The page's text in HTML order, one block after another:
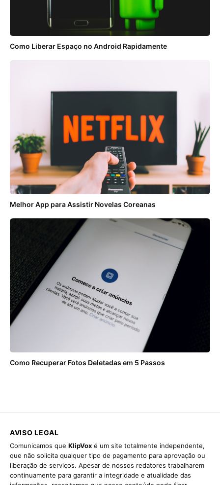
Como Liberar Espaço no Android Rapidamente
Melhor App para Assistir Novelas Coreanas
Como Recuperar Fotos Deletadas em 5 Passos
AVISO LEGAL
Comunicamos que KlipVox é um site totalmente independente,
que não solicita qualquer tipo de pagamento para aprovação ou
liberação de serviços. Apesar de nossos redatores trabalharem
continuamente para garantir a integridade e atualidade das